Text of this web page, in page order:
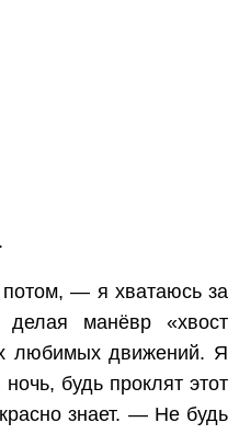
— я хватаюсь за
делая манёвр «хвост
любимых движений. Я
будь проклят этот
знает. — Не будь